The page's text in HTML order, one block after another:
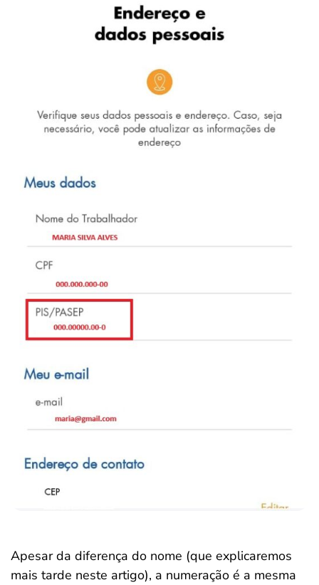
Apesar da diferença do nome (que explicaremos
mais tarde neste artigo), a numeração é a mesma